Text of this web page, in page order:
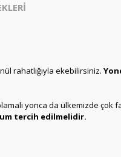
rahatlığıyla ekebilirsiniz.
yonca da ülkemizde çok
tercih edilmelidir.